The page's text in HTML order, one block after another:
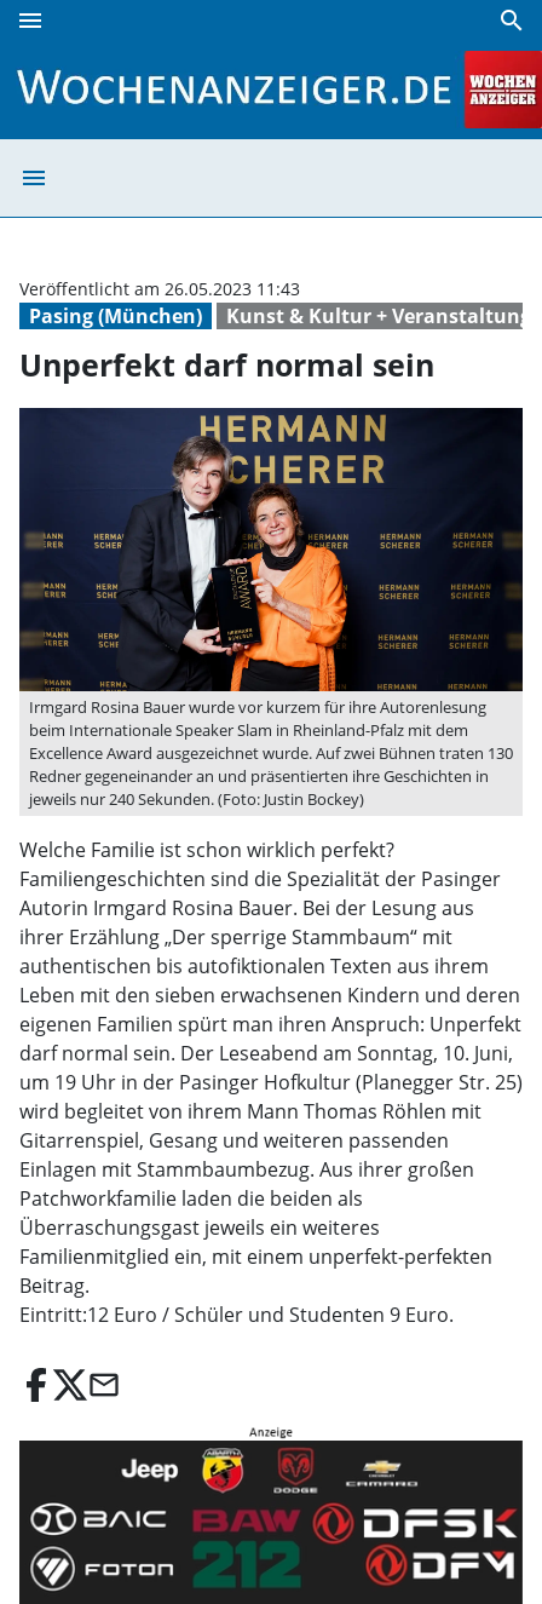
menu search
menu
Pasing (München) Kunst & Kultur +
Veröffentlicht am 26.05.2023 11:43
Unperfekt darf normal sein
Irmgard Rosina Bauer wurde vor kurzem für ihre Autorenlesung
beim Internationale Speaker Slam in Rheinland-Pfalz mit dem
Excellence Award ausgezeichnet wurde. Auf zwei Bühnen traten 130
Redner gegeneinander an und präsentierten ihre Geschichten in
jeweils nur 240 Sekunden. (Foto: Justin Bockey)
Welche Familie ist schon wirklich perfekt?
Familiengeschichten sind die Spezialität der Pasinger
Autorin Irmgard Rosina Bauer. Bei der Lesung aus
ihrer Erzählung „Der sperrige Stammbaum“ mit
authentischen bis autofiktionalen Texten aus ihrem
Leben mit den sieben erwachsenen Kindern und deren
eigenen Familien spürt man ihren Anspruch: Unperfekt
darf normal sein. Der Leseabend am Sonntag, 10. Juni,
um 19 Uhr in der Pasinger Hofkultur (Planegger Str. 25)
wird begleitet von ihrem Mann Thomas Röhlen mit
Gitarrenspiel, Gesang und weiteren passenden
Einlagen mit Stammbaumbezug. Aus ihrer großen
Patchworkfamilie laden die beiden als
Überraschungsgast jeweils ein weiteres
Familienmitglied ein, mit einem unperfekt-perfekten
Beitrag.
Eintritt:12 Euro / Schüler und Studenten 9 Euro.
email